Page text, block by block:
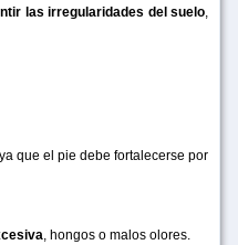
las irregularidades del suelo,
que el pie debe fortalecerse por
, hongos o malos olores.